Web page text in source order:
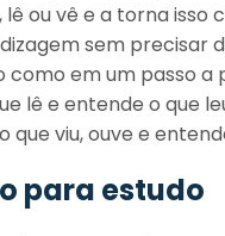
lê ou vê e a torna isso
sem precisar
como em um passo a
lê e entende o que
que viu, ouve e
para estudo